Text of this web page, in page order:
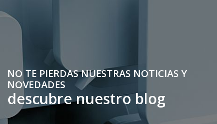
NO TE PIERDAS NUESTRAS NOTICIAS Y
NOVEDADES
descubre nuestro blog